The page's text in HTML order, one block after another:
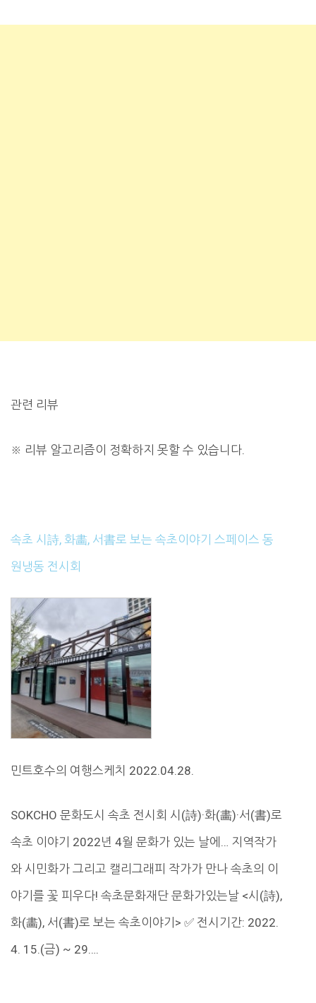
관련 리뷰
※ 리뷰 알고리즘이 정확하지 못할 수 있습니다.
속초 시詩, 화畵, 서書로 보는 속초이야기 스페이스 동
원냉동 전시회
민트호수의 여행스케치 2022.04.28.
SOKCHO 문화도시 속초 전시회 시(詩)·화(畵)·서(書)로
속초 이야기 2022년 4월 문화가 있는 날에… 지역작가
와 시민화가 그리고 캘리그래피 작가가 만나 속초의 이
야기를 꽃 피우다! 속초문화재단 문화가있는날 <시(詩),
화(畵), 서(書)로 보는 속초이야기> ✅️ 전시기간: 2022.
4. 15.(금) ~ 29….